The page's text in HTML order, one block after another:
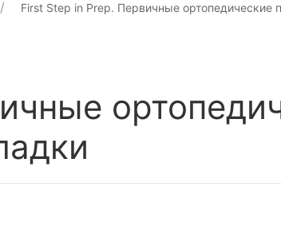
First Step in Prep. Первичные ортопедические